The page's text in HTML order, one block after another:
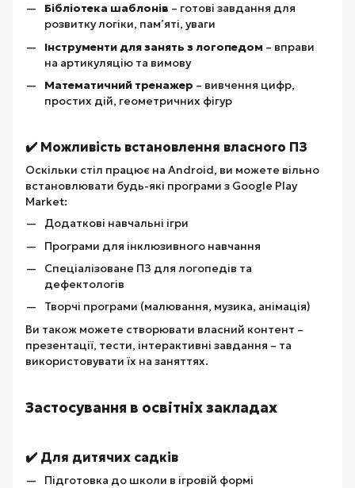
Бібліотека шаблонів – готові завдання для
розвитку логіки, пам’яті, уваги
Інструменти для занять з логопедом – вправи
на артикуляцію та вимову
Математичний тренажер – вивчення цифр,
простих дій, геометричних фігур
✔️ Можливість встановлення власного ПЗ
Оскільки стіл працює на Android, ви можете вільно
встановлювати будь-які програми з Google Play
Market:
Додаткові навчальні ігри
Програми для інклюзивного навчання
Спеціалізоване ПЗ для логопедів та
дефектологів
Творчі програми (малювання, музика, анімація)
Ви також можете створювати власний контент –
презентації, тести, інтерактивні завдання – та
використовувати їх на заняттях.
Застосування в освітніх закладах
✔️ Для дитячих садків
Підготовка до школи в ігровій формі